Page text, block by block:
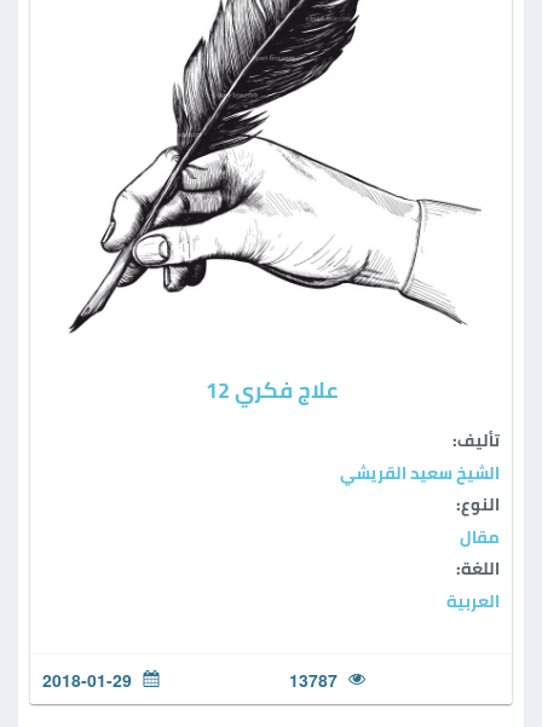
علاج فكري 12
تأليف:
الشيخ سعيد القريشي
النوع:
مقال
اللغة:
العربية
13787
2018-01-29